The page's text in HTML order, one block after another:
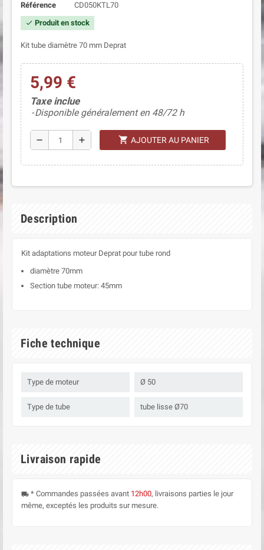
Référence
CD050KTL70
check Produit en stock
Kit tube diamètre 70 mm Deprat
5,99 €
Taxe inclue
Disponible généralement en 48/72 h
remove add shopping_cart AJOUTER AU PANIER
Description
Kit adaptations moteur Deprat pour tube rond
diamètre 70mm
Section tube moteur: 45mm
Fiche technique
Type de moteur Ø 50
Type de tube tube lisse Ø70
Livraison rapide
local_shipping * Commandes passées avant 12h00, livraisons parties le jour
même, exceptés les produits sur mesure.